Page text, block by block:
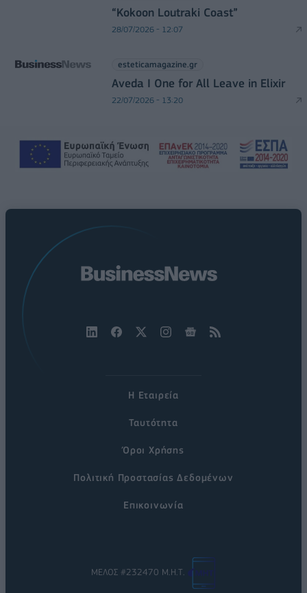
“Kokoon Loutraki Coast”
28/07/2026 - 12:07
esteticamagazine.gr
Aveda I One for All Leave in Elixir
22/07/2026 - 13:20
Η Εταιρεία
Ταυτότητα
Όροι Χρήσης
Πολιτική Προστασίας Δεδομένων
Επικοινωνία
ΜΕΛΟΣ #232470 Μ.Η.Τ.